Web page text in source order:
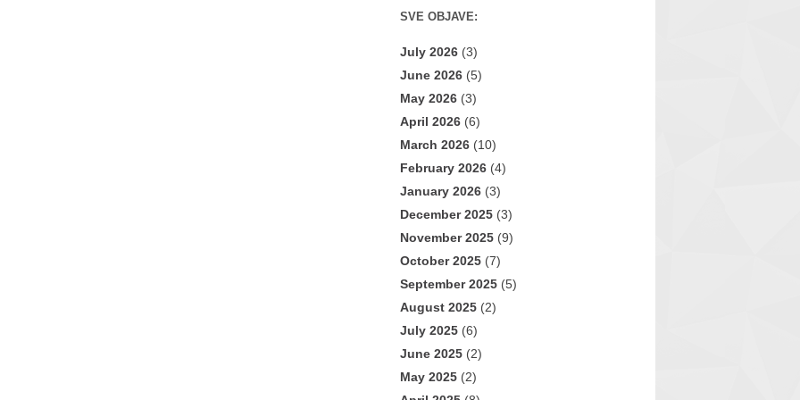
SVE OBJAVE:
July 2026 (3)
June 2026 (5)
May 2026 (3)
April 2026 (6)
March 2026 (10)
February 2026 (4)
January 2026 (3)
December 2025 (3)
November 2025 (9)
October 2025 (7)
September 2025 (5)
August 2025 (2)
July 2025 (6)
June 2025 (2)
May 2025 (2)